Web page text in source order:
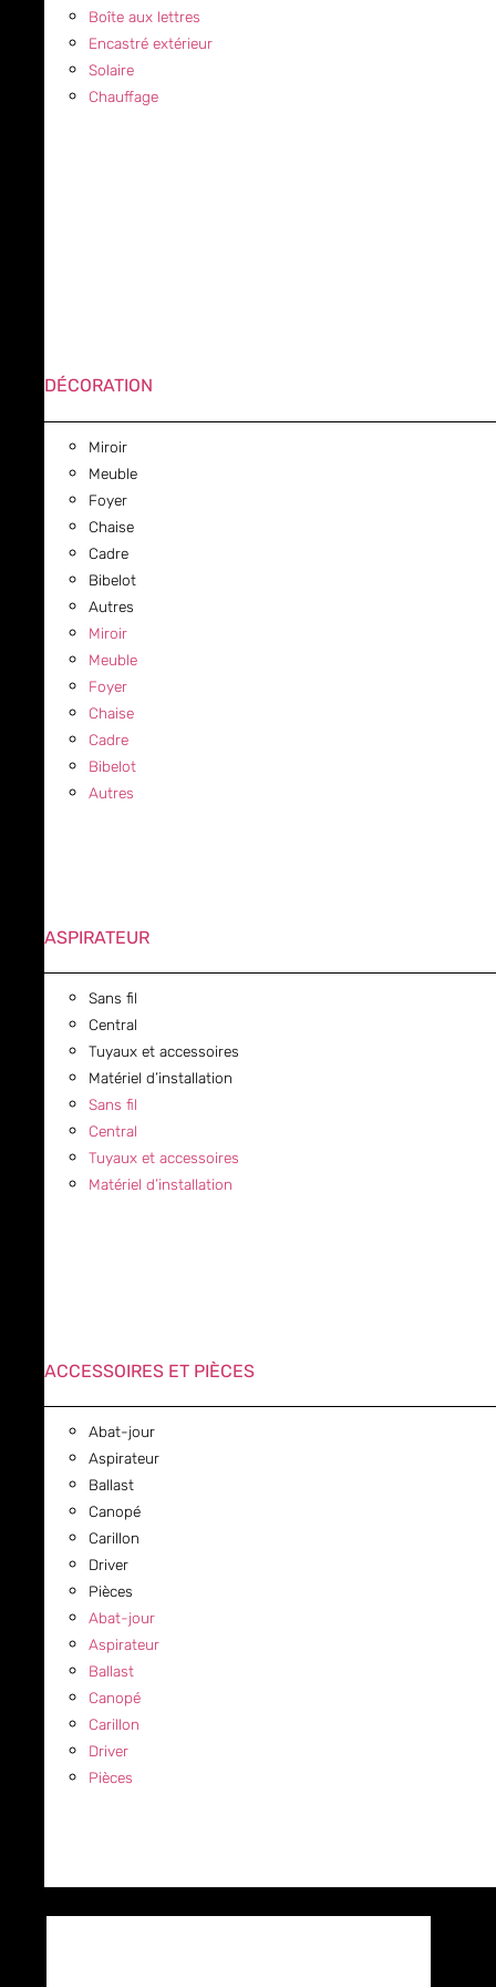
Boîte aux lettres
Encastré extérieur
Solaire
Chauffage
DÉCORATION
Miroir
Meuble
Foyer
Chaise
Cadre
Bibelot
Autres
Miroir
Meuble
Foyer
Chaise
Cadre
Bibelot
Autres
ASPIRATEUR
Sans fil
Central
Tuyaux et accessoires
Matériel d’installation
Sans fil
Central
Tuyaux et accessoires
Matériel d’installation
ACCESSOIRES ET PIÈCES
Abat-jour
Aspirateur
Ballast
Canopé
Carillon
Driver
Pièces
Abat-jour
Aspirateur
Ballast
Canopé
Carillon
Driver
Pièces